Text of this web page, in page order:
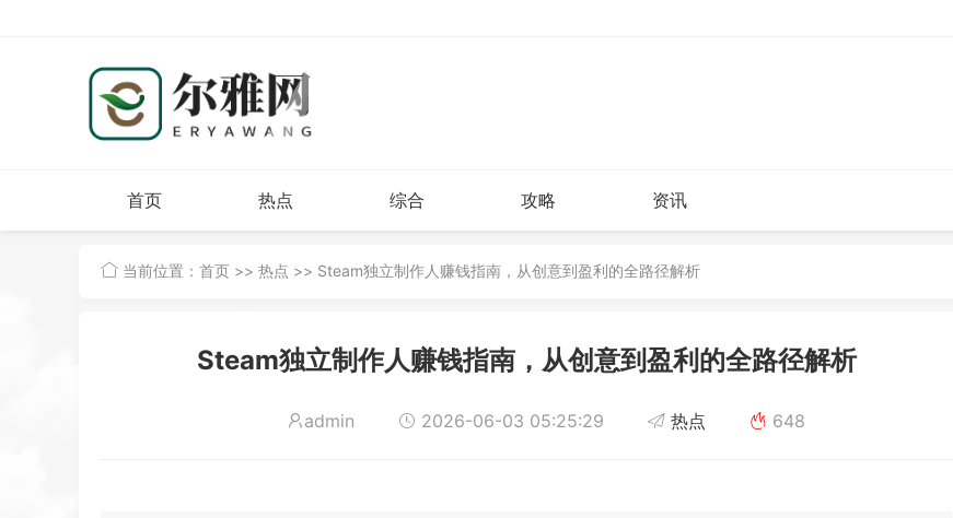
首页 热点 综合 攻略 资讯
当前位置： 首页 >> 热点 >> Steam独立制作人赚钱指南，从创意到盈利的全路径解析
Steam独立制作人赚钱指南，从创意到盈利的全路径解析
admin 2026-06-03 05:25:29 热点 648